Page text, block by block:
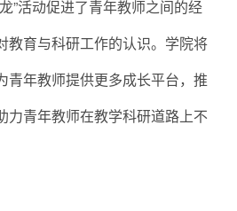
”活动促进了青年教师之间的经
教育与科研工作的认识。学院将
青年教师提供更多成长平台，推
力青年教师在教学科研道路上不